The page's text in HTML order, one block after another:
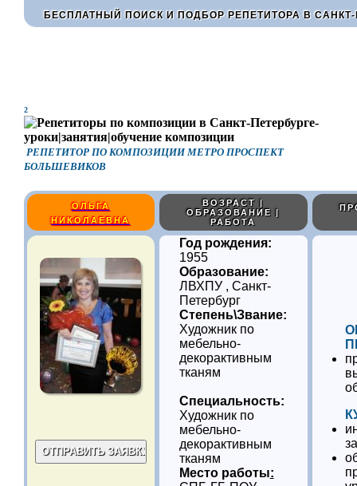
БЕСПЛАТНЫЙ ПОИСК И ПОДБОР РЕПЕТИТОРА В САНКТ-
2
РЕПЕТИТОР ПО КОМПОЗИЦИИ МЕТРО ПРОСПЕКТ
БОЛЬШЕВИКОВ
ОЛЬГА
НИКОЛАЕВНА
ВОЗРАСТ |
ОБРАЗОВАНИЕ |
РАБОТА
Год рождения:
1955
Образование:
ЛВХПУ , Санкт-
Петербург
Степень\Звание:
Художник по
мебельно-
декорактивным
тканям
Специальность:
Художник по
мебельно-
декорактивным
тканям
Место работы: